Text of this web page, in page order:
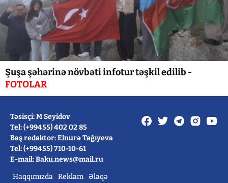
Şuşa şəhərinə növbəti infotur təşkil edilib -
FOTOLAR
Təsisçi: M Seyidov
Tel: (+99455) 402 02 85
Baş redaktor: Elnurə Tağıyeva
Tel: (+99455) 710-10-61
E-mail: Baku.news@mail.ru
Haqqımızda Reklam Əlaqə